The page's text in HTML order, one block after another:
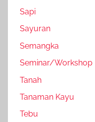
Sapi
Sayuran
Semangka
Seminar/Workshop
Tanah
Tanaman Kayu
Tebu